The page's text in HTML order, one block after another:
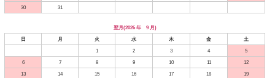
30
31
翌月(2026 年 9 月)
日
月 火 水 木 金
土
1
2 3 4
5
6
7 8 9 10 11
12
13
14 15 16 17 18
19